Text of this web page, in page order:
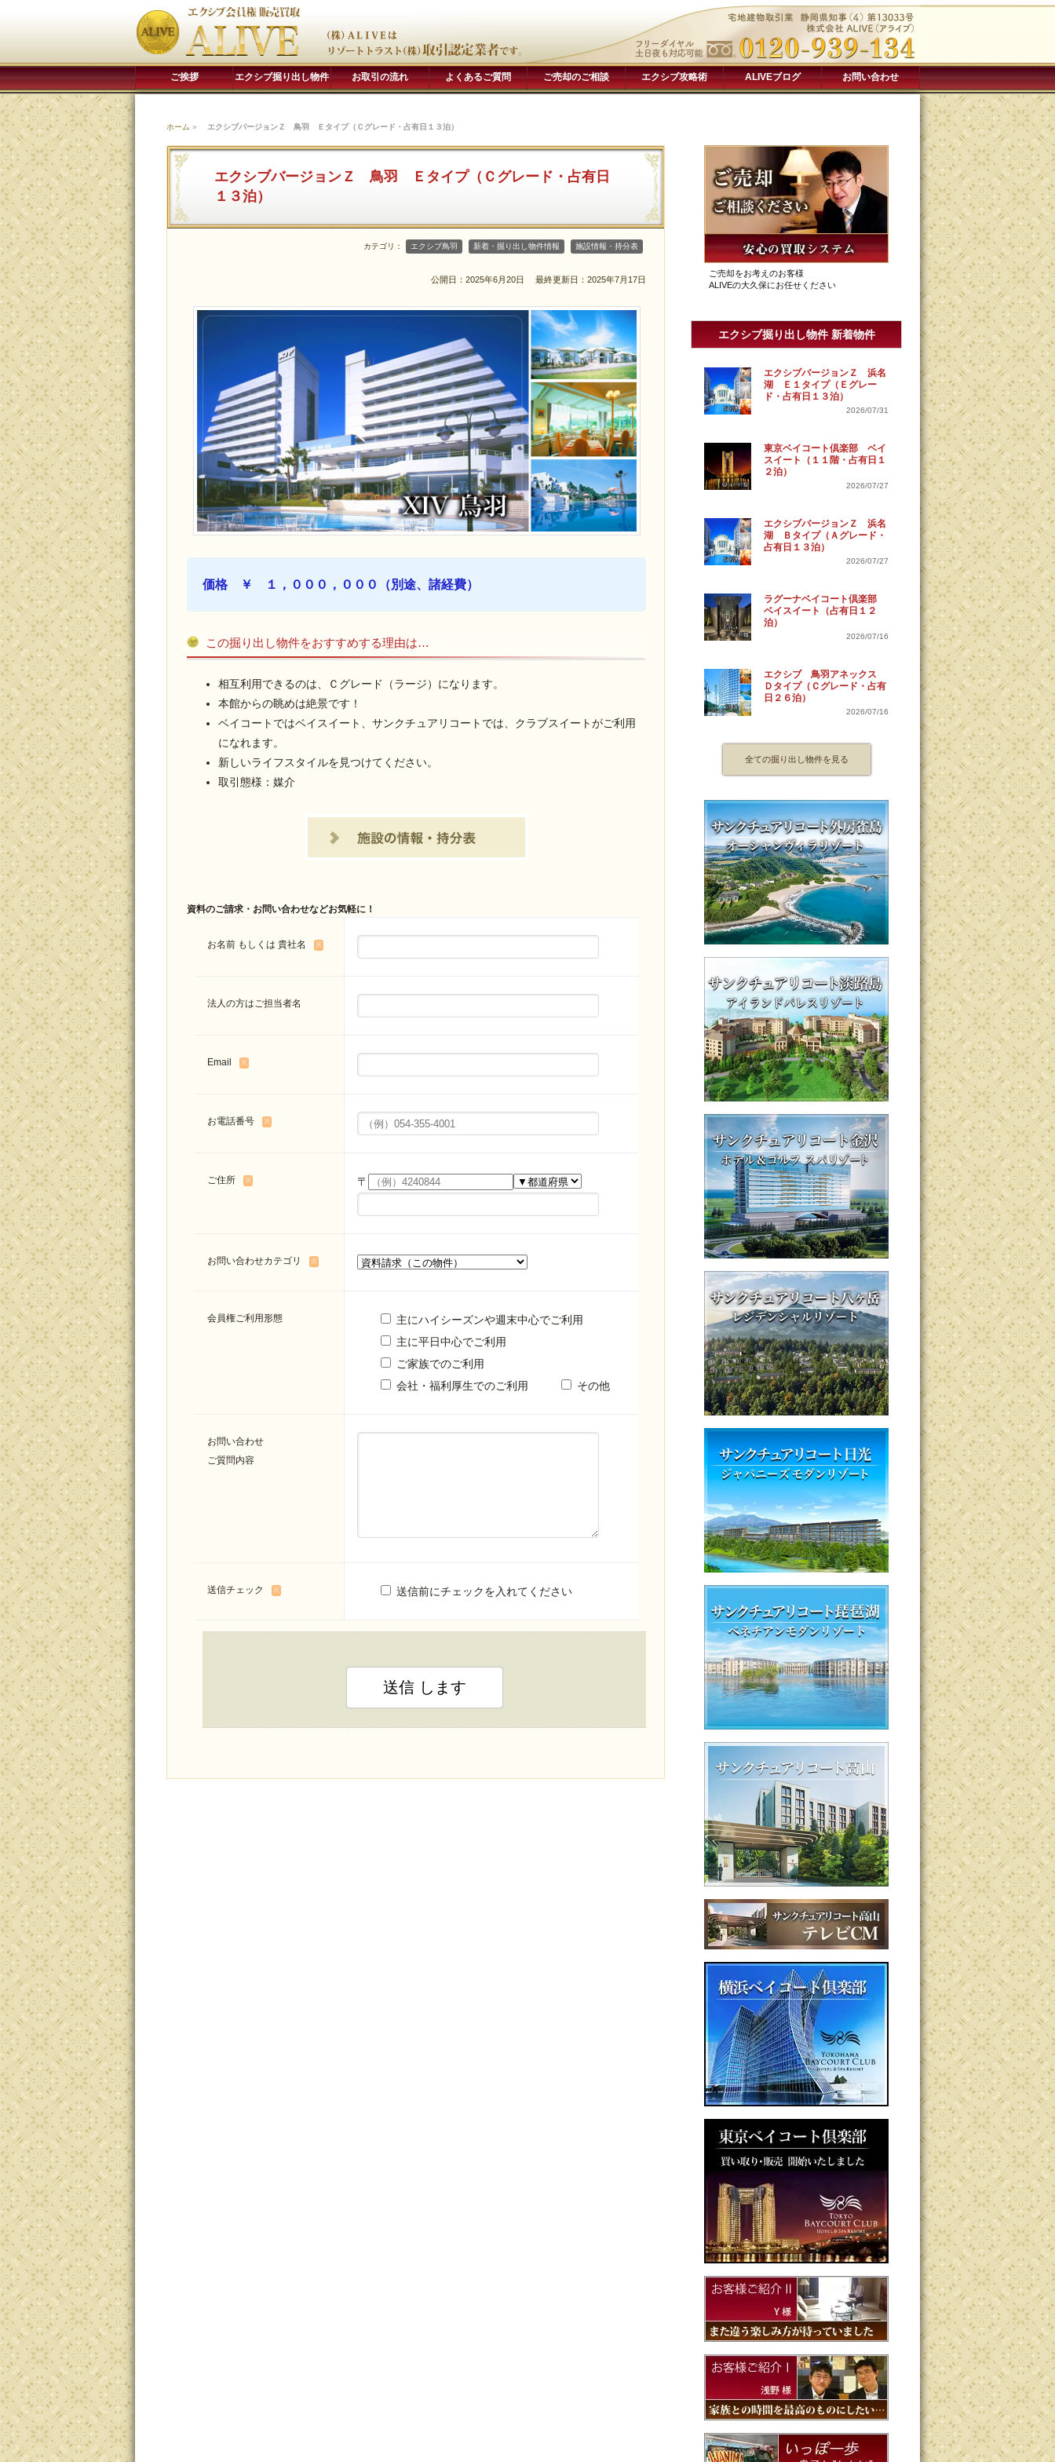
ご挨拶 エクシブ掘り出し物件 お取引の流れ よくあるご質問 ご売却のご相談 エクシブ攻略術 ALIVEブログ お問い合わせ
ホーム » エクシブバージョンＺ 鳥羽 Ｅタイプ（Ｃグレード・占有日１３泊）
エクシブバージョンＺ 鳥羽 Ｅタイプ（Ｃグレード・占有日
１３泊）
カテゴリ： エクシブ鳥羽 新着・掘り出し物件情報 施設情報・持分表
公開日：2025年6月20日 最終更新日：2025年7月17日
価格 ￥ １，０００，０００（別途、諸経費）
この掘り出し物件をおすすめする理由は…
相互利用できるのは、Ｃグレード（ラージ）になります。
本館からの眺めは絶景です！
ベイコートではベイスイート、サンクチュアリコートでは、クラブスイートがご利用
になれます。
新しいライフスタイルを見つけてください。
取引態様：媒介
資料のご請求・お問い合わせなどお気軽に！
お名前 もしくは 貴社名 ※
法人の方はご担当者名
Email ※
お電話番号 ※
ご住所 ※ 〒
お問い合わせカテゴリ ※
会員権ご利用形態
主にハイシーズンや週末中心でご利用
主に平日中心でご利用
ご家族でのご利用
会社・福利厚生でのご利用
その他
お問い合わせ
ご質問内容
送信チェック ※ 送信前にチェックを入れてください
ご売却をお考えのお客様
ALIVEの大久保にお任せください
エクシブ掘り出し物件 新着物件
エクシブバージョンＺ 浜名
湖 Ｅ１タイプ（Ｅグレー
ド・占有日１３泊）
2026/07/31
東京ベイコート倶楽部 ベイ
スイート（１１階・占有日１
２泊）
2026/07/27
エクシブバージョンＺ 浜名
湖 Ｂタイプ（Ａグレード・
占有日１３泊）
2026/07/27
ラグーナベイコート倶楽部
ベイスイート（占有日１２
泊）
2026/07/16
エクシブ 鳥羽アネックス
Ｄタイプ（Ｃグレード・占有
日２６泊）
2026/07/16
全ての掘り出し物件を見る